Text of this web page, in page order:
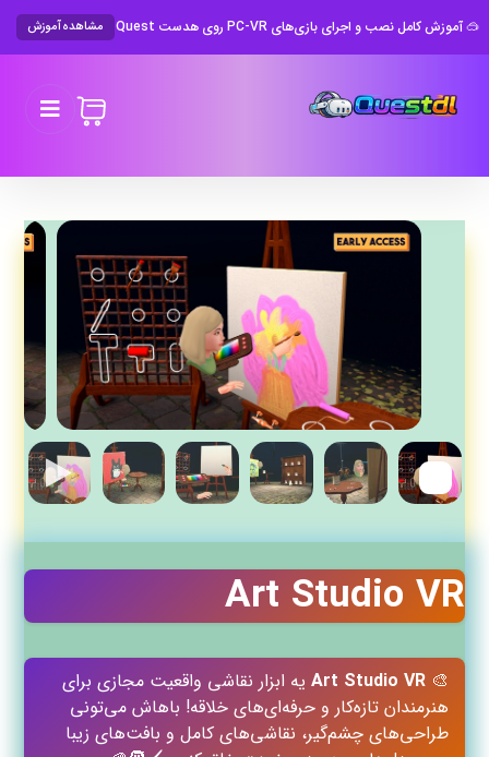
🥽 آموزش کامل نصب و اجرای بازی‌های PC-VR روی هدست Meta Quest مشاهده آموزش
Art Studio VR
🎨
Art Studio VR یه ابزار نقاشی واقعیت مجازی برای
هنرمندان تازه‌کار و حرفه‌ای‌های خلاقه! باهاش می‌تونی
طراحی‌های چشم‌گیر، نقاشی‌های کامل و بافت‌های زیبا